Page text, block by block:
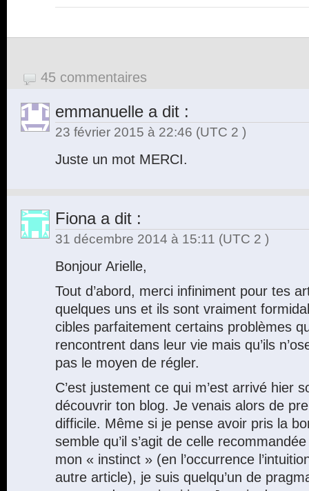
45 commentaires
emmanuelle a dit :
23 février 2015 à 22:46 (UTC 2 )
Juste un mot MERCI.
Fionaa dit :
31 décembre 2014 à 15:11 (UTC 2 )
Bonjour Arielle,
Tout d’abord, merci infiniment pour tes
quelques uns et ils sont vraiment
cibles parfaitement certains problèmes
rencontrent dans leur vie mais qu’ils
pas le moyen de régler.
C’est justement ce qui m’est arrivé hier
découvrir ton blog. Je venais alors de
difficile. Même si je pense avoir pris la
semble qu’il s’agit de celle
mon « instinct » (en l’occurrence
autre article), je suis quelqu’un de